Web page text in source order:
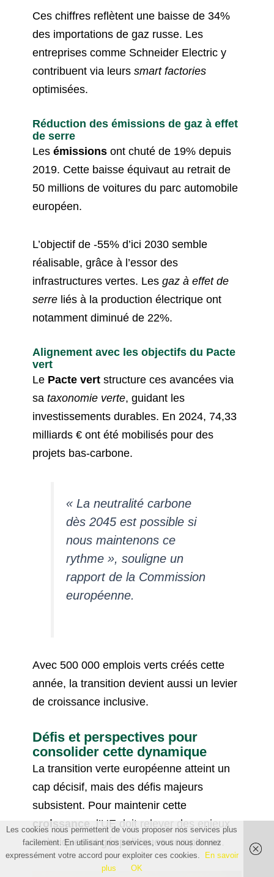
Ces chiffres reflètent une baisse de 34%
des importations de gaz russe. Les
entreprises comme Schneider Electric y
contribuent via leurssmart factories
optimisées.
Réduction des émissions de gaz à effet
de serre
Lesémissions ont chuté de 19% depuis
2019. Cette baisse équivaut au retrait de
50 millions de voitures du parc automobile
européen.
L’objectif de -55% d’ici 2030 semble
réalisable, grâce à l’essor des
infrastructures vertes. Lesgaz à effet de
serre liés à la production électrique ont
notamment diminué de 22%.
Alignement avec les objectifs du Pacte
vert
Le Pacte vert structure ces avancées via
sataxonomie verte, guidant les
investissements durables. En 2024, 74,33
milliards € ont été mobilisés pour des
projets bas-carbone.
« La neutralité carbone
dès 2045 est possible si
nous maintenons ce
rythme », souligne un
rapport de la Commission
européenne.
Avec 500 000 emplois verts créés cette
année, la transition devient aussi un levier
de croissance inclusive.
Défis et perspectives pour
consolider cette dynamique
La transition verte européenne atteint un
cap décisif, mais des défis majeurs
subsistent. Pour maintenir cette
croissance, l’UE doit relever des enjeux
techniques et géopolitiques complexes.
Les cookies nous permettent de vous proposer nos services plus
facilement. En utilisant nos services, vous nous donnez
expressément votre accord pour exploiter ces cookies.
En savoir
plus
OK